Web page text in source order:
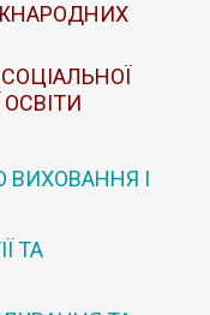
ВИХОВАННЯ І
ТА